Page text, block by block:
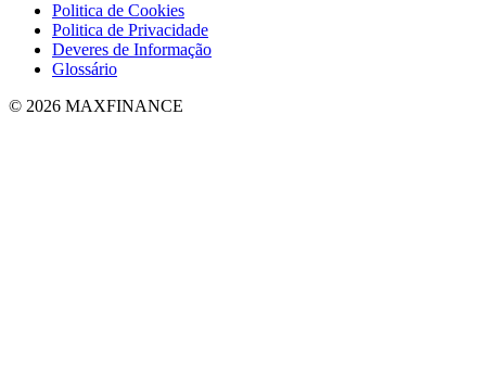
Politica de Cookies
Politica de Privacidade
Deveres de Informação
Glossário
© 2026 MAXFINANCE